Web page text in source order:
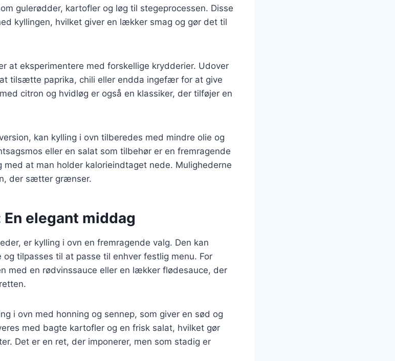
gulerødder, kartofler og løg til stegeprocessen. Disse
kyllingen, hvilket giver en lækker smag og gør det til
at eksperimentere med forskellige krydderier. Udover
tilsætte paprika, chili eller endda ingefær for at give
citron og hvidløg er også en klassiker, der tilføjer en
kan kylling i ovn tilberedes med mindre olie og
eller en salat som tilbehør er en fremragende
at man holder kalorieindtaget nede. Mulighederne
der sætter grænser.
elegant middag
er kylling i ovn en fremragende valg. Den kan
tilpasses til at passe til enhver festlig menu. For
med en rødvinssauce eller en lækker flødesauce, der
i ovn med honning og sennep, som giver en sød og
med bagte kartofler og en frisk salat, hvilket gør
Det er en ret, der imponerer, men som stadig er